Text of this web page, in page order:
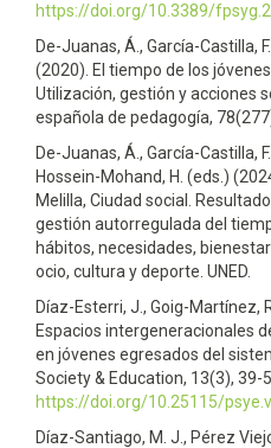
https://doi.org/10.3389/
De-Juanas, Á., García-Castilla,
(2020). El tiempo de los
Utilización, gestión y acciones
española de pedagogía,
De-Juanas, Á., García-Castilla,
Hossein-Mohand, H. (eds.)
Melilla, Ciudad social.
gestión autorregulada del
hábitos, necesidades,
ocio, cultura y deporte. UNED.
Díaz-Esterri, J., Goig-Martínez,
Espacios intergeneracionales
en jóvenes egresados del
Society & Education, 13(3), 39-
https://doi.org/10.25115/
Díaz-Santiago, M. J., Pérez